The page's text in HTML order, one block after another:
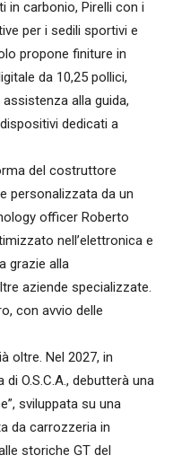
in carbonio, Pirelli con i
per i sedili sportivi e
propone finiture in
da 10,25 pollici,
alla guida,
dedicati a
del costruttore
personalizzata da un
officer Roberto
nell’elettronica e
grazie alla
aziende specializzate.
con avvio delle
oltre. Nel 2027, in
O.S.C.A., debutterà una
sviluppata su una
da carrozzeria in
storiche GT del